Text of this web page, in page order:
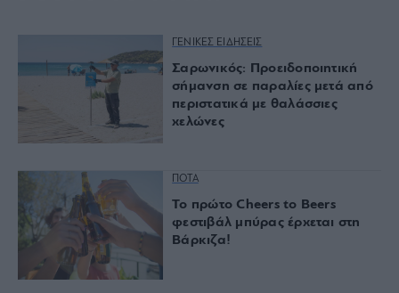
ΓΕΝΙΚΕΣ ΕΙΔΗΣΕΙΣ
Σαρωνικός: Προειδοποιητική
σήμανση σε παραλίες μετά από
περιστατικά με θαλάσσιες
χελώνες
ΠΟΤΑ
Το πρώτο Cheers to Beers
φεστιβάλ μπύρας έρχεται στη
Βάρκιζα!